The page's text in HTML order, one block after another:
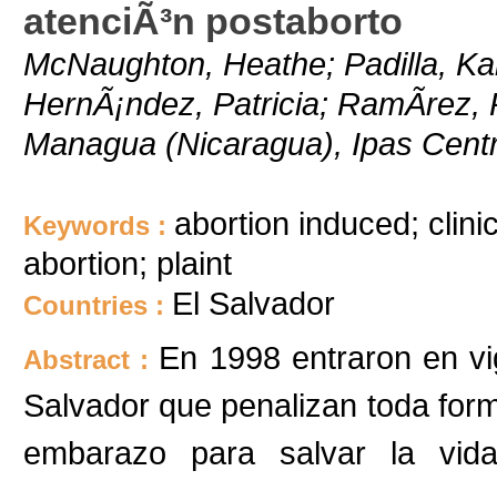
atenciÃ³n postaborto
McNaughton, Heathe; Padilla,
HernÃ¡ndez, Patricia;
Managua (Nicaragua), Ipas
Keywords : abortion induced;
abortion; plaint
Countries : El Salvador
Abstract : En 1998 entraron en
Salvador que penalizan toda
embarazo para salvar la